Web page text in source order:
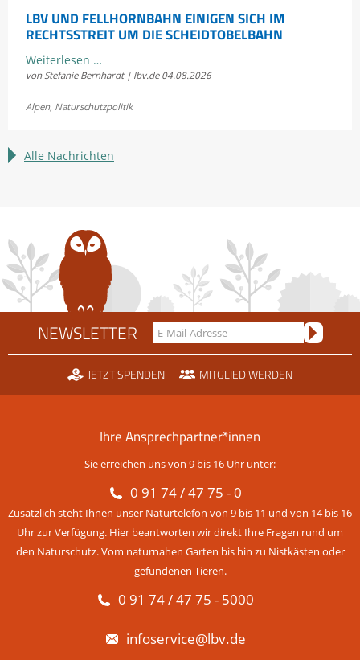
LBV UND FELLHORNBAHN EINIGEN SICH IM
RECHTSSTREIT UM DIE SCHEIDTOBELBAHN
Weiterlesen …
und
einigen
im
Scheidtobelbahn
von Stefanie Bernhardt | lbv.de 04.08.2026
Alpen, Naturschutzpolitik
Alle Nachrichten
NEWSLETTER
JETZT SPENDEN MITGLIED WERDEN
Ihre Ansprechpartner*innen
Sie erreichen uns von 9 bis 16 Uhr unter:
0 91 74 / 47 75 - 0
Zusätzlich steht Ihnen unser Naturtelefon von 9 bis 11 und von 14 bis 16
Uhr zur Verfügung. Hier beantworten wir direkt Ihre Fragen rund um
den Naturschutz. Vom naturnahen Garten bis hin zu Nistkästen oder
gefundenen Tieren.
0 91 74 / 47 75 - 5000
infoservice@lbv.de